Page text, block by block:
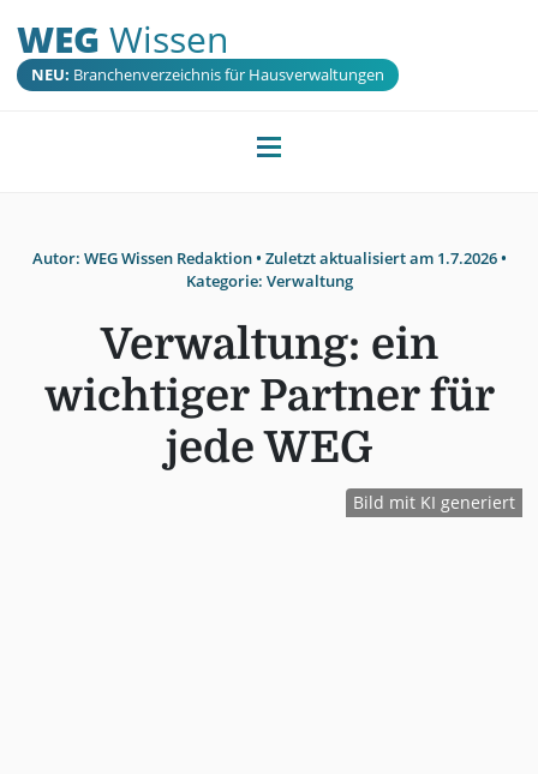
WEG Wissen
NEU: Branchenverzeichnis für Hausverwaltungen
Autor: WEG Wissen Redaktion• Zuletzt aktualisiert am 1.7.2026•
Kategorie: Verwaltung
Verwaltung: ein
wichtiger Partner für
jede WEG
Bild mit KI generiert